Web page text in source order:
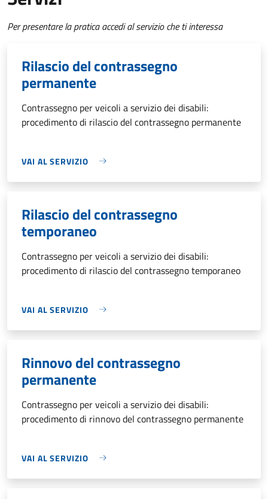
Per presentare la pratica accedi al servizio che ti interessa
Rilascio del contrassegno
permanente
Contrassegno per veicoli a servizio dei disabili:
procedimento di rilascio del contrassegno permanente
VAI AL SERVIZIO
Rilascio del contrassegno
temporaneo
Contrassegno per veicoli a servizio dei disabili:
procedimento di rilascio del contrassegno temporaneo
VAI AL SERVIZIO
Rinnovo del contrassegno
permanente
Contrassegno per veicoli a servizio dei disabili:
procedimento di rinnovo del contrassegno permanente
VAI AL SERVIZIO